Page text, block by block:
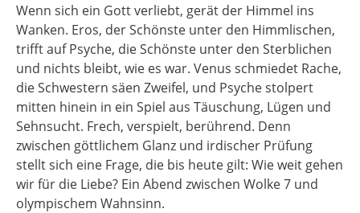
Wenn sich ein Gott verliebt, gerät der Himmel ins
Wanken. Eros, der Schönste unter den Himmlischen,
trifft auf Psyche, die Schönste unter den Sterblichen
und nichts bleibt, wie es war. Venus schmiedet Rache,
die Schwestern säen Zweifel, und Psyche stolpert
mitten hinein in ein Spiel aus Täuschung, Lügen und
Sehnsucht. Frech, verspielt, berührend. Denn
zwischen göttlichem Glanz und irdischer Prüfung
stellt sich eine Frage, die bis heute gilt: Wie weit gehen
wir für die Liebe? Ein Abend zwischen Wolke 7 und
olympischem Wahnsinn.